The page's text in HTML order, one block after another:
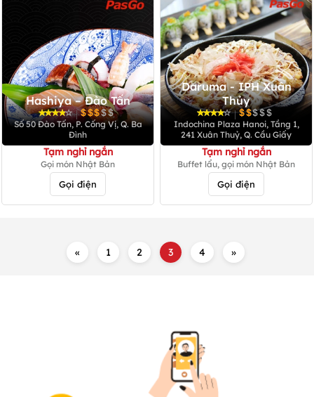
Hashiya – Đào Tấn
|
Số 50 Đào Tấn, P. Cống Vị, Q. Ba
Đình
Tạm nghỉ ngắn
Gọi món Nhật Bản
Gọi điện
Daruma - IPH Xuân
Thủy
|
Indochina Plaza Hanoi, Tầng 1,
241 Xuân Thuỷ, Q. Cầu Giấy
Tạm nghỉ ngắn
Buffet lẩu, gọi món Nhật Bản
Gọi điện
« 1 2 3 4 »